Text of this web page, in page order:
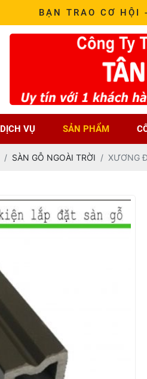
BẠN TRAO CƠ
DỊCH VỤ SẢN PHẨM
SÀN GỖ NGOÀI TRỜI XƯƠNG